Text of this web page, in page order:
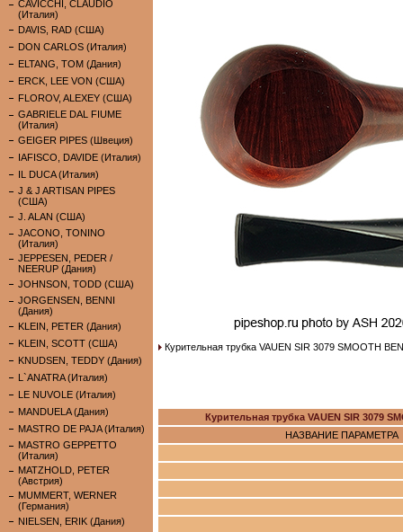
CAVICCHI, CLAUDIO
(Италия)
DAVIS, RAD (США)
DON CARLOS (Италия)
ELTANG, TOM (Дания)
ERCK, LEE VON (США)
FLOROV, ALEXEY (США)
GABRIELE DAL FIUME
(Италия)
GEIGER PIPES (Швеция)
IAFISCO, DAVIDE (Италия)
IL DUCA (Италия)
J & J ARTISAN PIPES
(США)
J. ALAN (США)
JACONO, TONINO
(Италия)
JEPPESEN, PEDER /
NEERUP (Дания)
JOHNSON, TODD (США)
JORGENSEN, BENNI
(Дания)
KLEIN, PETER (Дания)
KLEIN, SCOTT (США)
KNUDSEN, TEDDY (Дания)
L`ANATRA (Италия)
LE NUVOLE (Италия)
MANDUELA (Дания)
MASTRO DE PAJA (Италия)
MASTRO GEPPETTO
(Италия)
MATZHOLD, PETER
(Австрия)
MUMMERT, WERNER
(Германия)
NIELSEN, ERIK (Дания)
Курительная трубка VAUEN SIR 3079 SMOOTH
Курительная трубка VAUEN SIR 3079
НАЗВАНИЕ ПАРАМЕТРА